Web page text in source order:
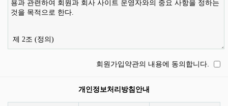
회원가입약관의 내용에 동의합니다.
개인정보처리방침안내